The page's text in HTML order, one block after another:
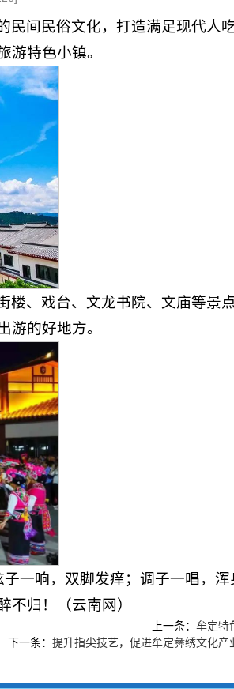
间民俗文化，打造满足现代人吃
特色小镇。
楼、戏台、文龙书院、文庙等景
游的好地方。
一响，双脚发痒；调子一唱，浑
归！（云南网）
上一条： 牟定特
下一条： 提升指尖技艺，促进牟定彝绣文化产